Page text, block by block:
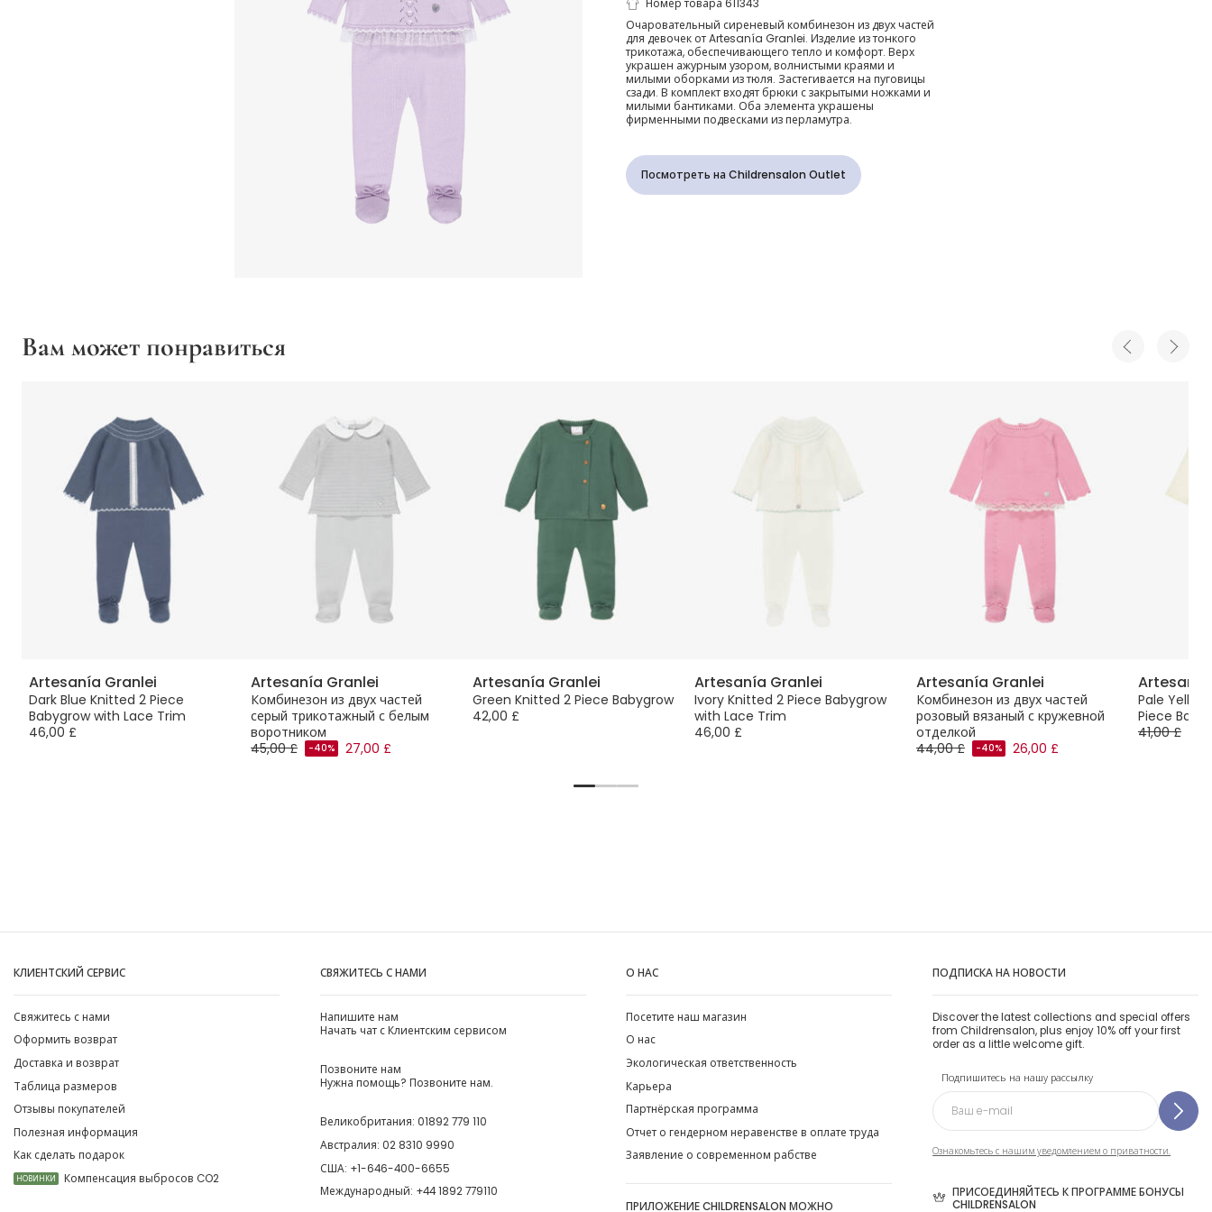
Комбинезон из двух
частей сиреневый
трикотажный с
оборками для
девочек
Номер товара 611343
Очаровательный сиреневый комбинезон из двух частей
для девочек от Artesanía Granlei. Изделие из тонкого
трикотажа, обеспечивающего тепло и комфорт. Верх
украшен ажурным узором, волнистыми краями и
милыми оборками из тюля. Застегивается на пуговицы
сзади. В комплект входят брюки с закрытыми ножками и
милыми бантиками. Оба элемента украшены
фирменными подвесками из перламутра.
Посмотреть на Childrensalon Outlet
Вам может понравиться
Artesanía Granlei
Dark Blue Knitted 2 Piece
Babygrow with Lace Trim
46,00 £
Artesanía Granlei
Комбинезон из двух частей
серый трикотажный с белым
воротником
45,00 £
-40% 27,00 £
Artesanía Granlei
Green Knitted 2 Piece Babygrow
42,00 £
Artesanía Granlei
Ivory Knitted 2 Piece Babygrow
with Lace Trim
46,00 £
Artesanía Granlei
Комбинезон из двух частей
розовый вязаный с кружевной
отделкой
44,00 £
-40% 26,00 £
Pale
Piece
41,00 £
КЛИЕНТСКИЙ СЕРВИС
Свяжитесь с нами
Оформить возврат
Доставка и возврат
Таблица размеров
Отзывы покупателей
Полезная информация
Как сделать подарок
НОВИНКИ Компенсация выбросов CO2
СВЯЖИТЕСЬ С НАМИ
Напишите нам
Начать чат с Клиентским сервисом
Позвоните нам
Нужна помощь? Позвоните нам.
Великобритания: 01892 779 110
Австралия: 02 8310 9990
США: +1-646-400-6655
Международный: +44 1892 779110
О НАС
Посетите наш магазин
О нас
Экологическая ответственность
Карьера
Партнёрская программа
Отчет о гендерном неравенстве в оплате труда
Заявление о современном рабстве
ПРИЛОЖЕНИЕ CHILDRENSALON МОЖНО
ПОДПИСКА НА НОВОСТИ
Discover the latest collections and special offers
from Childrensalon, plus enjoy 10% off your first
order as a little welcome gift.
Подпишитесь на нашу рассылку
Ознакомьтесь с нашим уведомлением о приватности.
ПРИСОЕДИНЯЙТЕСЬ К ПРОГРАММЕ БОНУСЫ
CHILDRENSALON